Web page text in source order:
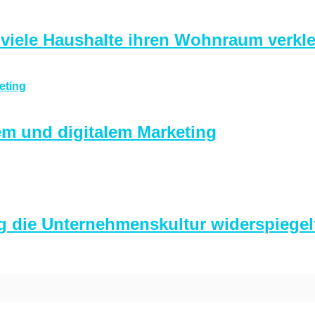
Haushalte ihren Wohnraum
und digitalem Marketing
die Unternehmenskultur